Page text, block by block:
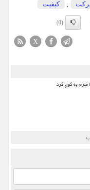
, كیفیت
(0)
X
به کوچ کرد